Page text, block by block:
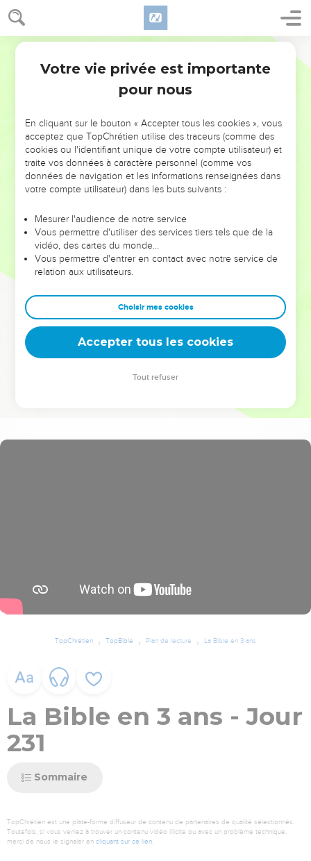
NE MANQUEZ PAS L’ÉVÉNEMENT
DE L’ANNÉE !
ET SI LEURS ERREURS POUVAIENT VOUS ÉVITER LES
VOTRES ?
leur foi ou leur vision. Mais on voit moins les doutes, les erreurs
et les saisons difficiles qu'ils ont traversés, alors même que ce
sont elles qui les ont façonnés.
Dans cette conférence, leaders, entrepreneurs, et responsables
clés pour avancer avec plus de sagesse afin que leurs erreurs
deviennent vos tremplins. Que vous guidiez un ministère, une
équipe, un groupe ou une famille, leur expérience est faite
TopChrétien TopBible Plan de lecture La Bible en 3 ans
La Bible en 3 ans - Jour
231
Sommaire
TopChrétien est une plate-forme diffuseur de contenu de partenaires de qualité sélectionnés.
Toutefois, si vous veniez à trouver un contenu vidéo illicite ou avec un problème technique,
merci de nous le signaler en cliquant sur ce lien
Votre vie privée est importante
pour nous
En cliquant sur le bouton « Accepter tous les cookies », vous
acceptez que TopChrétien utilise des traceurs (comme des
cookies ou l'identifiant unique de votre compte utilisateur) et
traite vos données à caractère personnel (comme vos
données de navigation et les informations renseignées dans
votre compte utilisateur) dans les buts suivants :
Mesurer l'audience de notre service
Vous permettre d'utiliser des services tiers tels que de la
vidéo, des cartes du monde…
Vous permettre d'entrer en contact avec notre service de
relation aux utilisateurs.
Choisir mes cookies
Accepter tous les cookies
Tout refuser